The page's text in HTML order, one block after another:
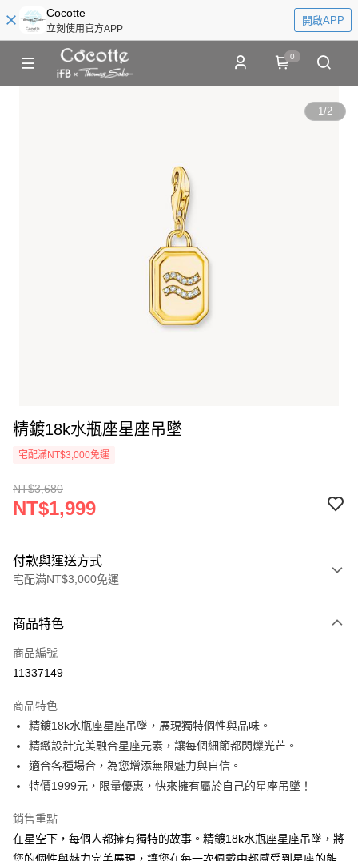
Cocotte
立刻使用官方APP
開啟APP
0
1/2
精鍍18k水瓶座星座吊墜
宅配滿NT$3,000免運
NT$3,680
NT$1,999
付款與運送方式
宅配滿NT$3,000免運
信用卡一次付款
LINE Pay
街口支付
悠遊付
ATM付款
運送方式
黑貓宅急便
商品特色
商品編號
11337149
商品特色
精鍍18k水瓶座星座吊墜，展現獨特個性與品味。
精緻設計完美融合星座元素，讓每個細節都閃爍光芒。
適合各種場合，為您增添無限魅力與自信。
特價1999元，限量優惠，快來擁有屬於自己的星座吊墜！
銷售重點
在星空下，每個人都擁有獨特的故事。精鍍18k水瓶座星座吊墜，將